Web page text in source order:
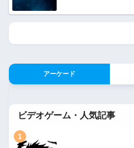
アーケード
ビデオゲーム・人気記事
1